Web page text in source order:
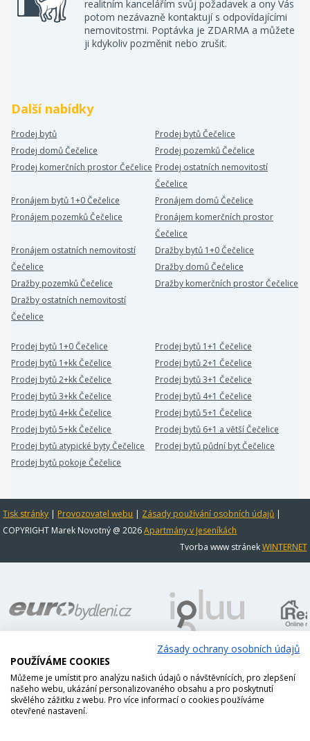
realitním kancelářím svůj požadavek a ony Vás
potom nezávazně kontaktují s odpovídajícími
nemovitostmi. Poptávka je ZDARMA a můžete
ji kdykoliv pozměnit nebo zrušit.
Další nabídky
Prodej bytů
Prodej bytů Čečelice
Prodej domů Čečelice
Prodej pozemků Čečelice
Prodej komerčních prostor Čečelice Prodej ostatních nemovitostí
Čečelice
Pronájem bytů 1+0 Čečelice
Pronájem domů Čečelice
Pronájem pozemků Čečelice
Pronájem komerčních prostor
Čečelice
Pronájem ostatních nemovitostí
Čečelice
Dražby bytů 1+0 Čečelice
Dražby domů Čečelice
Dražby pozemků Čečelice
Dražby komerčních prostor Čečelice
Dražby ostatních nemovitostí
Čečelice
Prodej bytů 1+0 Čečelice
Prodej bytů 1+1 Čečelice
Prodej bytů 1+kk Čečelice
Prodej bytů 2+1 Čečelice
Prodej bytů 2+kk Čečelice
Prodej bytů 3+1 Čečelice
Prodej bytů 3+kk Čečelice
Prodej bytů 4+1 Čečelice
Prodej bytů 4+kk Čečelice
Prodej bytů 5+1 Čečelice
Prodej bytů 5+kk Čečelice
Prodej bytů 6+1 a větší Čečelice
Prodej bytů atypické byty Čečelice
Prodej bytů půdní byt Čečelice
Prodej bytů pokoje Čečelice
Tisk stránky | Provozovatel webu | Zásady používání osobních údajů |
COPYRIGHT Marek Novotný @ 2026Apartmány v Jeseníkách
Tvorba www stránekWINTERNET
Zásady ochrany osobních údajů
POUŽÍVÁME COOKIES
Můžeme je umístit pro analýzu našich údajů o návštěvnících, pro zlepšení
našeho webu, ukázání personalizovaného obsahu a pro poskytnutí
skvělého zážitku z webu. Pro více informací o cookies používáme
otevřené nastavení.